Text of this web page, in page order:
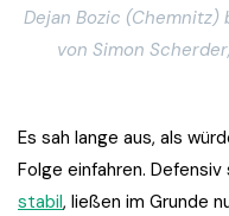
Dejan Bozic (Chemnitz)
von Simon
Es sah lange aus, als
Folge einfahren.
stabil, ließen im Grunde